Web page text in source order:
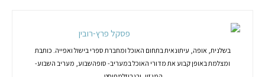
פסקל פרץ-רובין
בשלנית, אופה, עיתונאית בתחום האוכל ומחברת ספרי בישול ואפייה. כותבת
ומצלמת באופן קבוע את מדורי האוכל במעריב- סופהשבוע, מעריב השבוע-